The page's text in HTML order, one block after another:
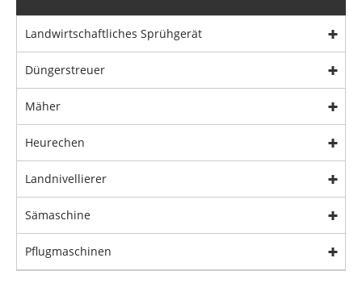
Landwirtschaftliches Sprühgerät
Düngerstreuer
Mäher
Heurechen
Landnivellierer
Sämaschine
Pflugmaschinen